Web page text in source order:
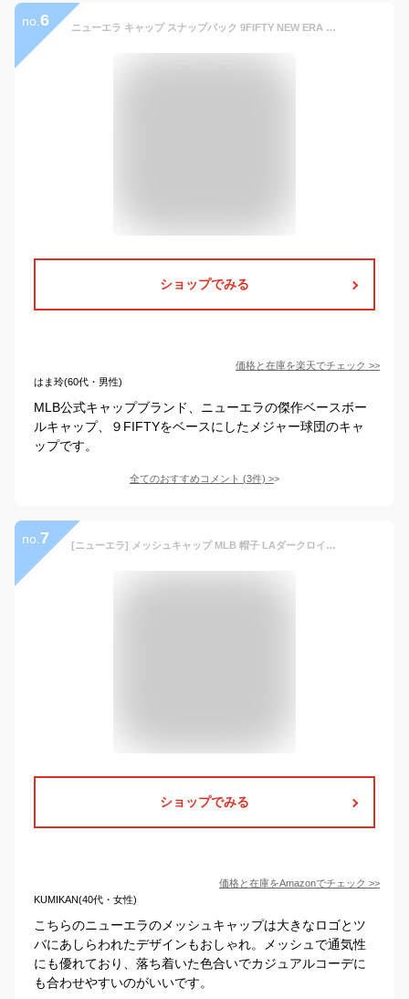
no. 6 ニューエラ キャップ スナップバック 9FIFTY NEW ERA パドレス ホワイトソックス レッドソックス タイガース アスレチックス メッツ MLB カブス ブレーブス マリナーズ エンゼルス メジャーリーグ メンズ 帽子 ベースボールキャップ
ショップでみる
価格と在庫を楽天でチェック >>
はま玲(60代・男性)
MLB公式キャップブランド、ニューエラの傑作ベースボー
ルキャップ、９FIFTYをベースにしたメジャー球団のキャ
ップです。
全てのおすすめコメント (3件) >
no. 7 [ニューエラ] メッシュキャップ MLB 帽子 LAダークロイヤル FREE 940AF TR LOSDOD DROY WHI 25J
ショップでみる
価格と在庫をAmazonでチェック >>
KUMIKAN(40代・女性)
こちらのニューエラのメッシュキャップは大きなロゴとツ
バにあしらわれたデザインもおしゃれ。メッシュで通気性
にも優れており、落ち着いた色合いでカジュアルコーデに
も合わせやすいのがいいです。